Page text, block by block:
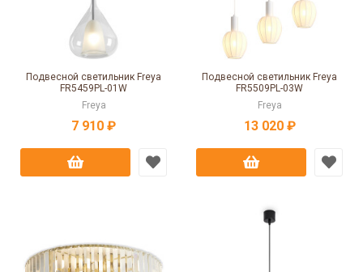
Подвесной светильник Freya
FR5459PL-01W
Freya
7 910 ₽
Подвесной светильник Freya
FR5509PL-03W
Freya
13 020 ₽